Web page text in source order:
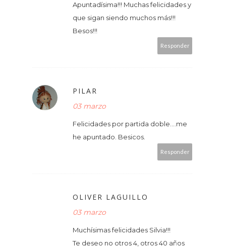
Apuntadísima!!! Muchas felicidades y
que sigan siendo muchos más!!!
Besos!!!
Responder
PILAR
03 marzo
Felicidades por partida doble....me
he apuntado. Besicos.
Responder
OLIVER LAGUILLO
03 marzo
Muchísimas felicidades Silvia!!!
Te deseo no otros 4, otros 40 años